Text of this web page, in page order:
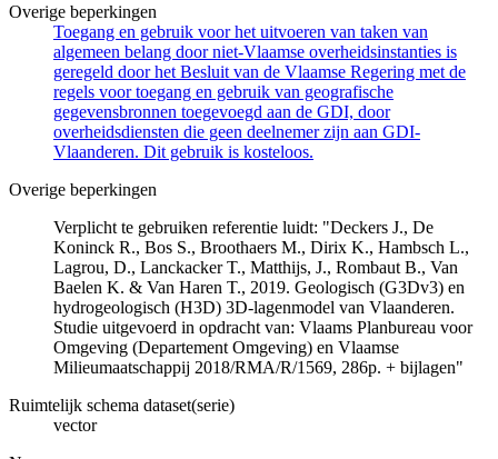
Overige beperkingen
Toegang en gebruik voor het uitvoeren van taken van
algemeen belang door niet-Vlaamse overheidsinstanties is
geregeld door het Besluit van de Vlaamse Regering met de
regels voor toegang en gebruik van geografische
gegevensbronnen toegevoegd aan de GDI, door
overheidsdiensten die geen deelnemer zijn aan GDI-
Vlaanderen. Dit gebruik is kosteloos.
Overige beperkingen
Verplicht te gebruiken referentie luidt: "Deckers J., De
Koninck R., Bos S., Broothaers M., Dirix K., Hambsch L.,
Lagrou, D., Lanckacker T., Matthijs, J., Rombaut B., Van
Baelen K. & Van Haren T., 2019. Geologisch (G3Dv3) en
hydrogeologisch (H3D) 3D-lagenmodel van Vlaanderen.
Studie uitgevoerd in opdracht van: Vlaams Planbureau voor
Omgeving (Departement Omgeving) en Vlaamse
Milieumaatschappij 2018/RMA/R/1569, 286p. + bijlagen"
Ruimtelijk schema dataset(serie)
vector